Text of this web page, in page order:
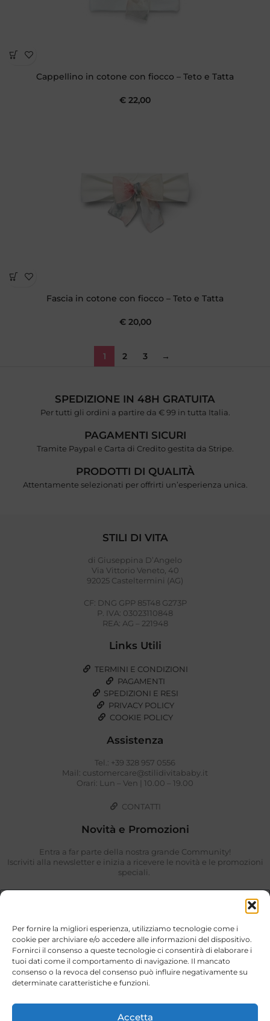
Per fornire la migliori esperienza, utilizziamo tecnologie come i
cookie per archiviare e/o accedere alle informazioni del dispositivo.
Fornirci il consenso a queste tecnologie ci consentirà di elaborare i
tuoi dati come il comportamento di navigazione. Il mancato
consenso o la revoca del consenso può influire negativamente su
determinate caratteristiche e funzioni.
Accetta
Cappellino in cotone con fiocco – Teto e Tatta
€ 22,00
Fascia in cotone con fiocco – Teto e Tatta
€20,00
1 2 3 →
SPEDIZIONE IN 48H GRATUITA
Per tutti gli ordini a partire da € 99 in tutta Italia.
PAGAMENTI SICURI
Tramite Paypal e Carta di Credito gestita da Stripe.
PRODOTTI DI QUALITÀ
Attentamente selezionati per offrirti un’esperienza unica.
STILI DI VITA
di Giuseppina D’Angelo
Via Vittorio Veneto, 40
92025 Casteltermini (AG)
CF: DNG GPP 85T48 G273P
P. IVA: 03023110848
REA: AG – 221948
Links Utili
TERMINI E CONDIZIONI
PAGAMENTI
SPEDIZIONI E RESI
PRIVACY POLICY
COOKIE POLICY
Assistenza
Tel.: +39 328 957 0556
Mail: customercare@stilidivitababy.it
Orari: Lun – Ven | 10.00 – 19.00
CONTATTI
Novità e Promozioni
Entra a far parte della nostra grande Community!
Iscriviti alla newsletter e inizia a ricevere le novità e le promozioni
speciali.
ISCRIVIMI